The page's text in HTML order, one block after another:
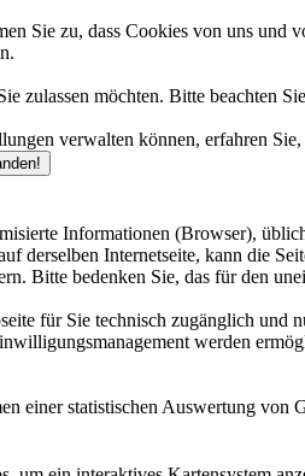
Sie zu, dass Cookies von uns
zulassen möchten. Bitte beachten
verwalten können, erfahren
Informationen (Browser),
derselben Internetseite, kann die
Bitte bedenken Sie, das für den
für Sie technisch zugänglich
werden
einer statistischen Auswertung von